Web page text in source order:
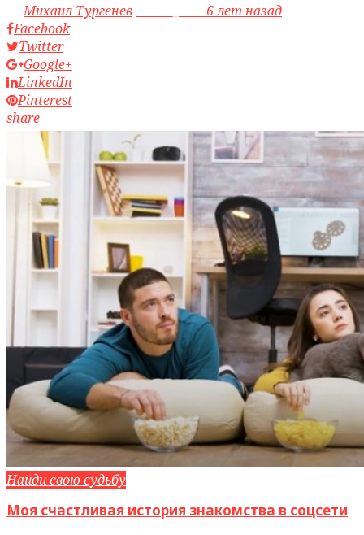
byМихаил Тургенев
6 лет назад
Facebook
Twitter
Google+
LinkedIn
Pinterest
share
Найди свою судьбу
Моя счастливая история знакомства в соцсети